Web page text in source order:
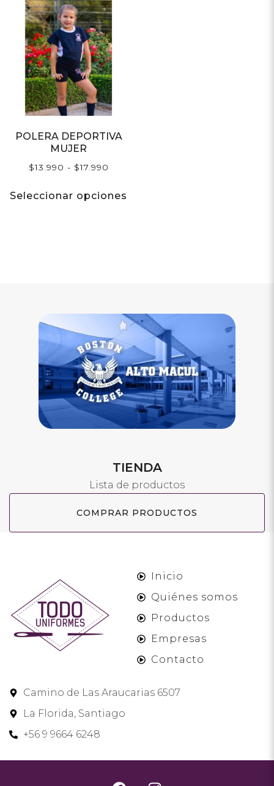
POLERA DEPORTIVA
MUJER
$13.990 - $17.990
Seleccionar opciones
TIENDA
Lista de productos
COMPRAR PRODUCTOS
Inicio
Quiénes somos
Productos
Empresas
Contacto
Camino de Las Araucarias 6507
La Florida, Santiago
+56 9 9664 6248